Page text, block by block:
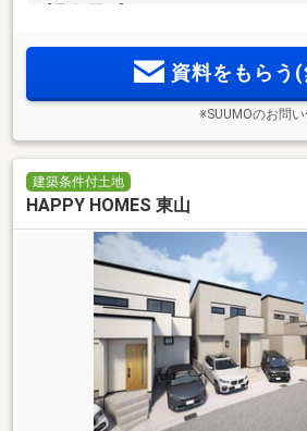
資料をもらう
※SUUMOのお問
建築条件付土地
HAPPY HOMES 東山